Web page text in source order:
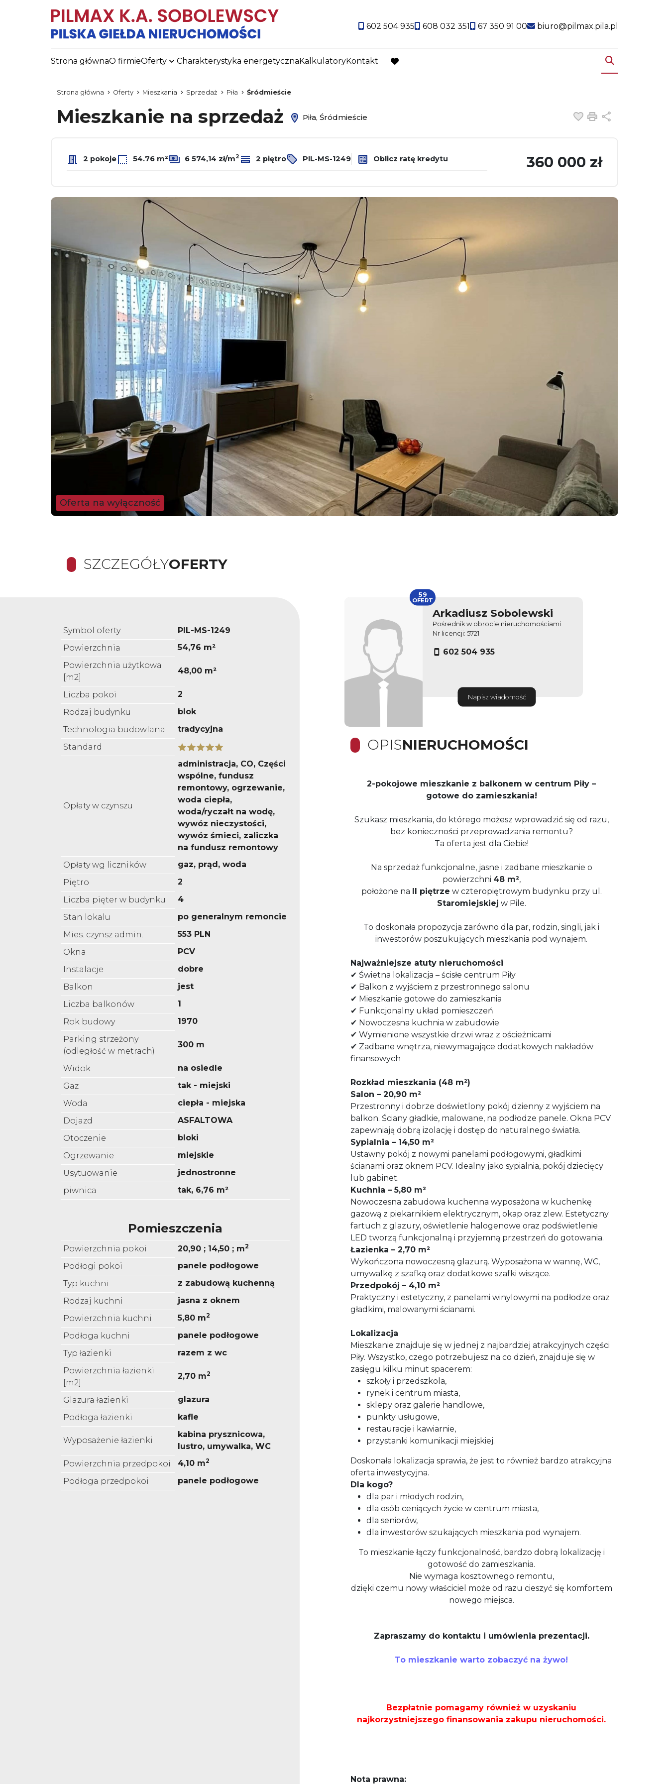
602 504 935 608 032 351 67 350 91 00 biuro@pilmax.pila.pl
Strona głównaO firmieOferty Charakterystyka energetycznaKalkulatoryKontakt
favorite
Strona główna Oferty Mieszkania Sprzedaż Piła Śródmieście
Mieszkanie na sprzedaż Piła, Śródmieście Dodaj do
Drukuj
2 pokoje 54.76 m² 6 574,14 zł/m2 2 piętro PIL-MS-1249 Oblicz ratę kredytu 360 000 zł
Oferta na wyłączność
SZCZEGÓŁYOFERTY
Symbol oferty
PIL-MS-1249
Powierzchnia
54,76 m²
Powierzchnia użytkowa
[m2]
48,00 m²
Liczba pokoi
2
Rodzaj budynku
blok
Technologia budowlana
tradycyjna
Standard
Opłaty w czynszu
administracja, CO, Części
wspólne, fundusz
remontowy, ogrzewanie,
woda ciepła,
woda/ryczałt na wodę,
wywóz nieczystości,
wywóz śmieci, zaliczka
na fundusz remontowy
Opłaty wg liczników
gaz, prąd, woda
Piętro
2
Liczba pięter w budynku
4
Stan lokalu
po generalnym remoncie
Mies. czynsz admin.
553 PLN
Okna
PCV
Instalacje
dobre
Balkon
jest
Liczba balkonów
1
Rok budowy
1970
Parking strzeżony
(odległość w metrach)
300 m
Widok
na osiedle
Gaz
tak - miejski
Woda
ciepła - miejska
Dojazd
ASFALTOWA
Otoczenie
bloki
Ogrzewanie
miejskie
Usytuowanie
jednostronne
piwnica
tak, 6,76 m²
Pomieszczenia
Powierzchnia pokoi 20,90 ; 14,50 ; m2
Podłogi pokoi
panele podłogowe
Typ kuchni
z zabudową kuchenną
Rodzaj kuchni
jasna z oknem
Powierzchnia kuchni
5,80 m2
Podłoga kuchni
panele podłogowe
Typ łazienki
razem z wc
Powierzchnia łazienki
[m2]
2,70 m2
Glazura łazienki
glazura
Podłoga łazienki
kafle
Wyposażenie łazienki
kabina prysznicowa,
lustro, umywalka, WC
Powierzchnia przedpokoi
4,10 m2
Podłoga przedpokoi panele podłogowe
Arkadiusz Sobolewski
Pośrednik w obrocie nieruchomościami
Nr licencji: 5721
602 504 935
Napisz wiadomość
59
OFERT
OPISNIERUCHOMOŚCI
2-pokojowe mieszkanie z balkonem w centrum Piły –
gotowe do zamieszkania!
Szukasz mieszkania, do którego możesz wprowadzić się od razu,
bez konieczności przeprowadzania remontu?
Ta oferta jest dla Ciebie!
Na sprzedaż funkcjonalne, jasne i zadbane mieszkanie o
powierzchni 48 m²,
położone na
II piętrze w czteropiętrowym budynku przy ul.
Staromiejskiej w Pile.
To doskonała propozycja zarówno dla par, rodzin, singli, jak i
inwestorów poszukujących mieszkania pod wynajem.
Najważniejsze atuty nieruchomości
✔ Świetna lokalizacja – ścisłe centrum Piły
✔ Balkon z wyjściem z przestronnego salonu
✔ Mieszkanie gotowe do zamieszkania
✔ Funkcjonalny układ pomieszczeń
✔ Nowoczesna kuchnia w zabudowie
✔ Wymienione wszystkie drzwi wraz z ościeżnicami
✔ Zadbane wnętrza, niewymagające dodatkowych nakładów
finansowych
Rozkład mieszkania (48 m²)
Salon – 20,90 m²
Przestronny i dobrze doświetlony pokój dzienny z wyjściem na
balkon. Ściany gładkie, malowane, na podłodze panele. Okna PCV
zapewniają dobrą izolację i dostęp do naturalnego światła.
Sypialnia – 14,50 m²
Ustawny pokój z nowymi panelami podłogowymi, gładkimi
ścianami oraz oknem PCV. Idealny jako sypialnia, pokój dziecięcy
lub gabinet.
Kuchnia – 5,80 m²
Nowoczesna zabudowa kuchenna wyposażona w kuchenkę
gazową z piekarnikiem elektrycznym, okap oraz zlew. Estetyczny
fartuch z glazury, oświetlenie halogenowe oraz podświetlenie
LED tworzą funkcjonalną i przyjemną przestrzeń do gotowania.
Łazienka – 2,70 m²
Wykończona nowoczesną glazurą. Wyposażona w wannę, WC,
umywalkę z szafką oraz dodatkowe szafki wiszące.
Przedpokój – 4,10 m²
Praktyczny i estetyczny, z panelami winylowymi na podłodze oraz
gładkimi, malowanymi ścianami.
Lokalizacja
Mieszkanie znajduje się w jednej z najbardziej atrakcyjnych części
Piły. Wszystko, czego potrzebujesz na co dzień, znajduje się w
zasięgu kilku minut spacerem:
szkoły i przedszkola,
rynek i centrum miasta,
sklepy oraz galerie handlowe,
punkty usługowe,
restauracje i kawiarnie,
przystanki komunikacji miejskiej.
Doskonała lokalizacja sprawia, że jest to również bardzo atrakcyjna
oferta inwestycyjna.
Dla kogo?
dla par i młodych rodzin,
dla osób ceniących życie w centrum miasta,
dla seniorów,
dla inwestorów szukających mieszkania pod wynajem.
To mieszkanie łączy funkcjonalność, bardzo dobrą lokalizację i
gotowość do zamieszkania.
Nie wymaga kosztownego remontu,
dzięki czemu nowy właściciel może od razu cieszyć się komfortem
nowego miejsca.
Zapraszamy do kontaktu i umówienia prezentacji.
To mieszkanie warto zobaczyć na żywo!
Bezpłatnie pomagamy również w uzyskaniu
najkorzystniejszego finansowania zakupu nieruchomości.
Nota prawna: